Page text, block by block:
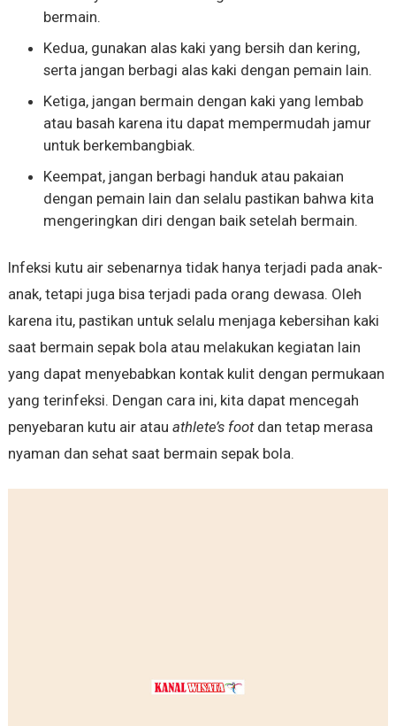
bermain.
Kedua, gunakan alas kaki yang bersih dan kering,
serta jangan berbagi alas kaki dengan pemain lain.
Ketiga, jangan bermain dengan kaki yang lembab
atau basah karena itu dapat mempermudah jamur
untuk berkembangbiak.
Keempat, jangan berbagi handuk atau pakaian
dengan pemain lain dan selalu pastikan bahwa kita
mengeringkan diri dengan baik setelah bermain.
Infeksi kutu air sebenarnya tidak hanya terjadi pada anak-
anak, tetapi juga bisa terjadi pada orang dewasa. Oleh
karena itu, pastikan untuk selalu menjaga kebersihan kaki
saat bermain sepak bola atau melakukan kegiatan lain
yang dapat menyebabkan kontak kulit dengan permukaan
yang terinfeksi. Dengan cara ini, kita dapat mencegah
penyebaran kutu air atau athlete’s footdan tetap merasa
nyaman dan sehat saat bermain sepak bola.